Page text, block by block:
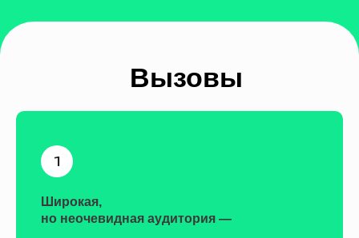
Широкая,
но неочевидная аудитория —